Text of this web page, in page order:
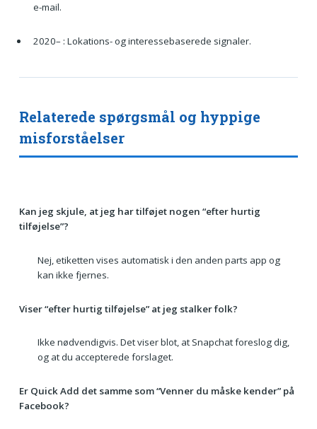
e-mail.
2020– : Lokations- og interessebaserede signaler.
Relaterede spørgsmål og hyppige
misforståelser
Kan jeg skjule, at jeg har tilføjet nogen “efter hurtig
tilføjelse”?
Nej, etiketten vises automatisk i den anden parts app og
kan ikke fjernes.
Viser “efter hurtig tilføjelse” at jeg stalker folk?
Ikke nødvendigvis. Det viser blot, at Snapchat foreslog dig,
og at du accepterede forslaget.
Er Quick Add det samme som “Venner du måske kender” på
Facebook?